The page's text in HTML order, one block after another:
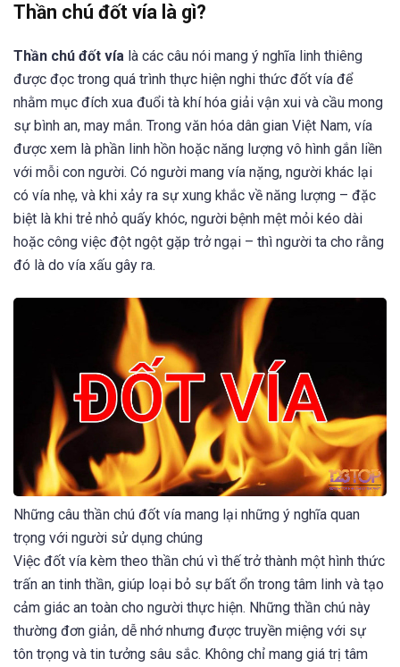
Thần chú đốt vía là gì?
Thần chú đốt vía là các câu nói mang ý nghĩa linh thiêng
được đọc trong quá trình thực hiện nghi thức đốt vía để
nhằm mục đích xua đuổi tà khí hóa giải vận xui và cầu mong
sự bình an, may mắn. Trong văn hóa dân gian Việt Nam, vía
được xem là phần linh hồn hoặc năng lượng vô hình gắn liền
với mỗi con người. Có người mang vía nặng, người khác lại
có vía nhẹ, và khi xảy ra sự xung khắc về năng lượng – đặc
biệt là khi trẻ nhỏ quấy khóc, người bệnh mệt mỏi kéo dài
hoặc công việc đột ngột gặp trở ngại – thì người ta cho rằng
đó là do vía xấu gây ra.
Những câu thần chú đốt vía mang lại những ý nghĩa quan
trọng với người sử dụng chúng
Việc đốt vía kèm theo thần chú vì thế trở thành một hình thức
trấn an tinh thần, giúp loại bỏ sự bất ổn trong tâm linh và tạo
cảm giác an toàn cho người thực hiện. Những thần chú này
thường đơn giản, dễ nhớ nhưng được truyền miệng với sự
tôn trọng và tin tưởng sâu sắc. Không chỉ mang giá trị tâm